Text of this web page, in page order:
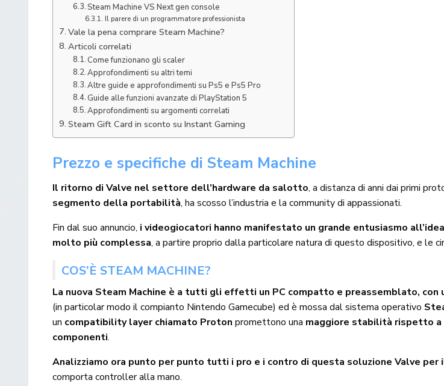
Steam Machine VS Next gen console
Il parere di un programmatore professionista
Vale la pena comprare Steam Machine?
Articoli correlati
Come funzionano gli scaler
Approfondimenti su altri temi
Altre guide e approfondimenti su Ps5 e Ps5 Pro
Guide alle funzioni avanzate di PlayStation 5
Approfondimenti su argomenti correlati
Steam Gift Card in sconto su Instant Gaming
Prezzo e specifiche di Steam Machine
Il ritorno di Valve nel settore dell’hardware da salotto, a distanza di anni dai primi
segmento della portabilità, ha scosso l’industria e la community di appassionati.
Fin dal suo annuncio, i videogiocatori hanno manifestato un grande entusiasmo
molto più complessa, a partire proprio dalla particolare natura di questo dispositivo, e le
COS’È STEAM MACHINE?
La nuova Steam Machine è a tutti gli effetti un PC compatto e preassemblato,
(in particolar modo il compianto Nintendo Gamecube) ed è mossa dal sistema operativo
un compatibility layer chiamato Proton promettono una maggiore stabilità rispetto
componenti.
Analizziamo ora punto per punto tutti i pro e i contro di questa soluzione Valve
comporta controller alla mano.